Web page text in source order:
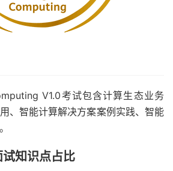
V1.0考试包含计算生态业务
、智能计算解决方案案例实践、智能
知识点占比